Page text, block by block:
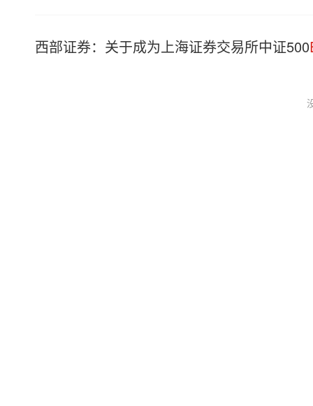
西部证券：关于成为上海证券交易所中证500